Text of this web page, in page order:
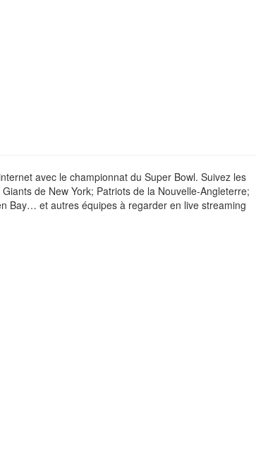
avec le championnat du Super Bowl. Suivez les
de New York; Patriots de la Nouvelle-Angleterre;
Bay… et autres équipes à regarder en live streaming